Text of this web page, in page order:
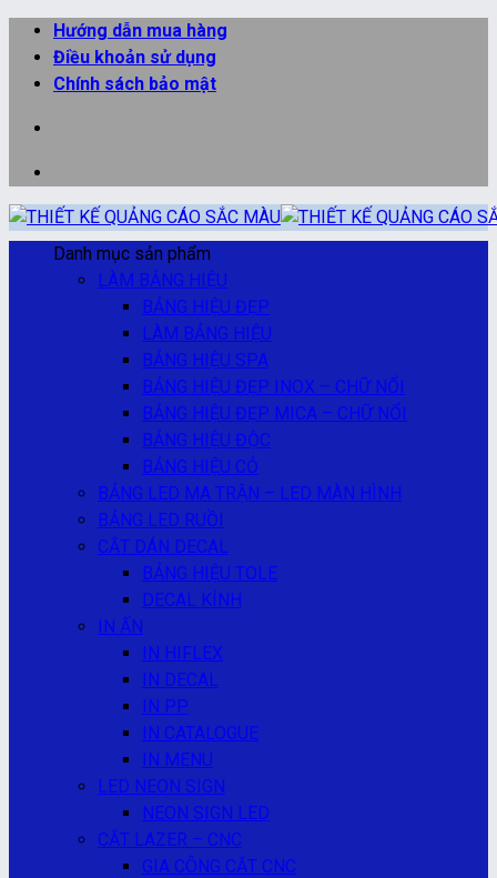
qua
Hướng dẫn mua hàng
Điều khoản sử dụng
Chính sách bảo mật
Danh mục sản phẩm
LÀM BẢNG HIỆU
BẢNG HIỆU ĐẸP
LÀM BẢNG HIỆU
BẢNG HIỆU SPA
BẢNG HIỆU ĐẸP INOX – CHỮ NỔI
BẢNG HIỆU ĐẸP MICA – CHỮ NỔI
BẢNG HIỆU ĐỘC
BẢNG HIỆU CỎ
BẢNG LED MA TRẬN – LED MÀN HÌNH
BẢNG LED RUỒI
CẮT DÁN DECAL
BẢNG HIỆU TOLE
DECAL KÍNH
IN ẤN
IN HIFLEX
IN DECAL
IN PP
IN CATALOGUE
IN MENU
LED NEON SIGN
NEON SIGN LED
CẮT LAZER – CNC
GIA CÔNG CẮT CNC